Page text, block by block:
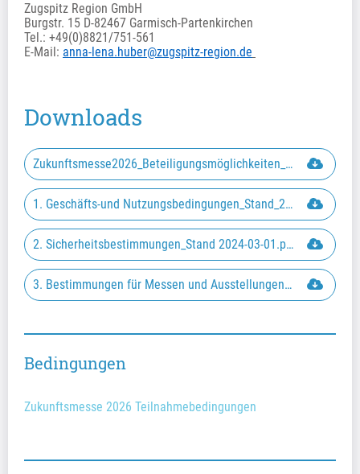
Zugspitz Region GmbH
Burgstr. 15 D-82467 Garmisch-Partenkirchen
Tel.: +49(0)8821/751-561
E-Mail: anna-lena.huber@zugspitz-region.de
Downloads
Zukunftsmesse2026_Beteiligungsmöglichkeiten_Bedingungen.pdf
1. Geschäfts-und Nutzungsbedingungen_Stand_2020-09-28.pdf
2. Sicherheitsbestimmungen_Stand 2024-03-01.pdf
3. Bestimmungen für Messen und Ausstellungen_Stand 2024-03-01.pdf
Bedingungen
Zukunftsmesse 2026 Teilnahmebedingungen